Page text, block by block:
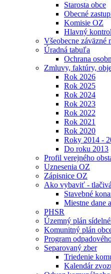
Starosta obce
Obecné
Komisie OZ
Hlavný
Všeobecne záväzné
Úradná tabuľa
Ochrana
Zmluvy, faktúry,
Rok 2026
Rok 2025
Rok 2024
Rok 2023
Rok 2022
Rok 2021
Rok 2020
Roky 2014 -
Do roku 2013
Profil verejného
Uznesenia OZ
Zápisnice OZ
Ako vybaviť - tlačivá
Stavebné
Miestne dane
PHSR
Územný plán
Komunitný plán
Program
Separovaný zber
Triedenie
Kalendár